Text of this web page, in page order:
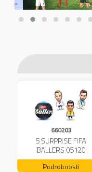
660203
5 SURPRISE FIFA
BALLERS 05120
Podrobnosti